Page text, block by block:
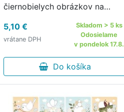
čiernobielych obrázkov na
na dolepenie.
5,10 €
vrátane DPH
Skladom > 5 ks
Odosielame
v pondelok 17.8.
Do košíka